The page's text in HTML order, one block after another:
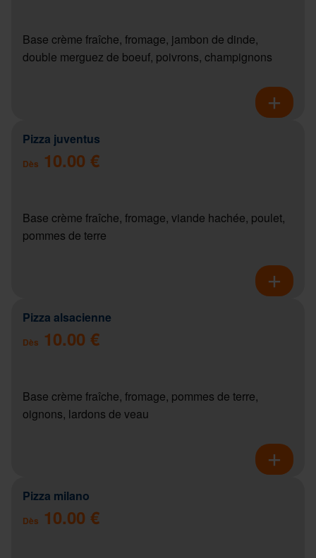
Base crème fraîche, fromage, jambon de dinde,
double merguez de boeuf, poivrons, champignons
Pizza juventus
Dès 10.00 €
Base crème fraîche, fromage, viande hachée, poulet,
pommes de terre
Pizza alsacienne
Dès 10.00 €
Base crème fraîche, fromage, pommes de terre,
oignons, lardons de veau
Pizza milano
Dès 10.00 €